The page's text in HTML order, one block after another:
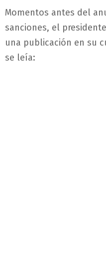
Momentos antes del
sanciones, el
una publicación en su
se leía: